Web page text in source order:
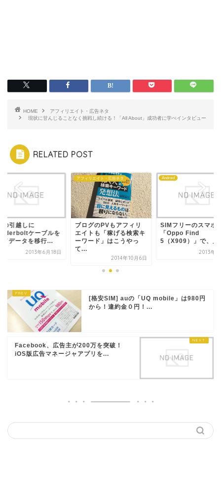
HOME
アフィリエイト・広告ネタ
現状に甘んじることなく挑戦し続ける！「All About」成功者に学べインタビュー
RELATED POST
の引越しに
ケーブルを
てデータを移行...
2013年6月18日
アフィリエイト・広告ネタ
ブログのPVもアフィリ
エイトも「稼げる検索キ
ーワード」はこうやっ
て...
2014年10月6日
Android
SIMフリーのスマホ
「Oppo Find
5（X909）」で、月
2013年8
[格安SIM] auの「UQ mobile」は980円
から！違約金０円！...
Facebook、広告主が200万を突破！
iOS版広告マネージャアプリを...